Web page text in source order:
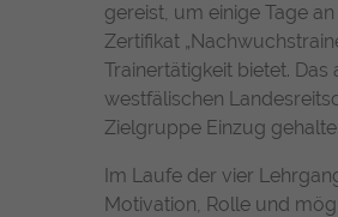
gereist, um einige Tage
Zertifikat
Trainertätigkeit bietet.
westfälischen
Zielgruppe Einzug
Im Laufe der vier
Motivation, Rolle und